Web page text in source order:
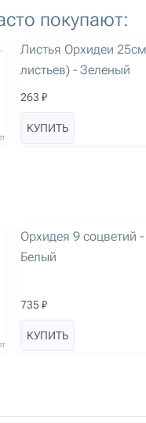
покупают:
артикул: 1342
Листья Орхидеи
листьев) - Зеленый
263 ₽
КУПИТЬ
Орхидея 9 соцветий -
Белый
735 ₽
КУПИТЬ